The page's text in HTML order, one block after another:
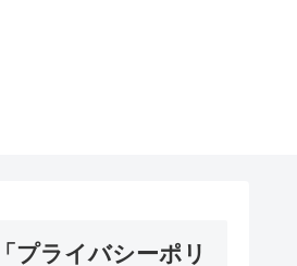
プライバシーポリ